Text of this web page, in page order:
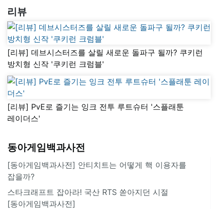
리뷰
[리뷰] 데브시스터즈를 살릴 새로운 돌파구 될까? 쿠키런
방치형 신작 '쿠키런 크럼블'
[리뷰] PvE로 즐기는 잉크 전투 루트슈터 '스플래툰
레이더스'
동아게임백과사전
[동아게임백과사전] 안티치트는 어떻게 핵 이용자를
잡을까?
스타크래프트 잡아라! 국산 RTS 쏟아지던 시절
[동아게임백과사전]